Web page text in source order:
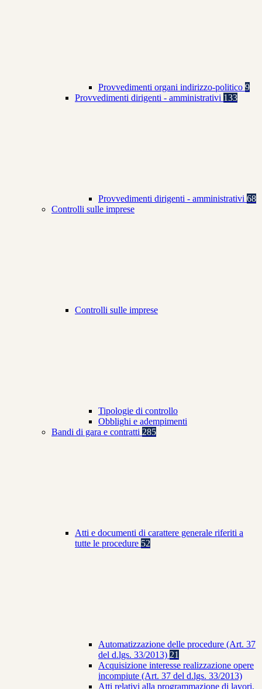
Provvedimenti organi indirizzo-politico 9
Provvedimenti dirigenti - amministrativi 133
Provvedimenti dirigenti - amministrativi 68
Controlli sulle imprese
Controlli sulle imprese
Tipologie di controllo
Obblighi e adempimenti
Bandi di gara e contratti 285
Atti e documenti di carattere generale riferiti a
tutte le procedure 52
Automatizzazione delle procedure (Art. 37
del d.lgs. 33/2013) 21
Acquisizione interesse realizzazione opere
incompiute (Art. 37 del d.lgs. 33/2013)
Atti relativi alla programmazione di lavori,